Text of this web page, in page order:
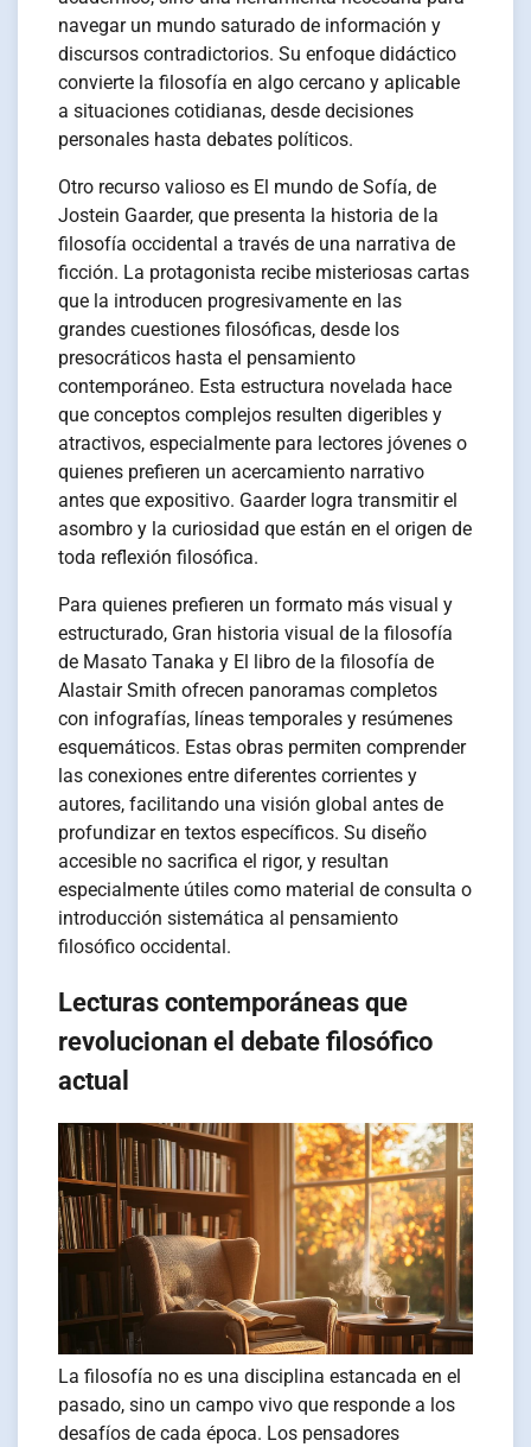
navegar un mundo saturado de información y
discursos contradictorios. Su enfoque didáctico
convierte la filosofía en algo cercano y aplicable
a situaciones cotidianas, desde decisiones
personales hasta debates políticos.
Otro recurso valioso es El mundo de Sofía, de
Jostein Gaarder, que presenta la historia de la
filosofía occidental a través de una narrativa de
ficción. La protagonista recibe misteriosas cartas
que la introducen progresivamente en las
grandes cuestiones filosóficas, desde los
presocráticos hasta el pensamiento
contemporáneo. Esta estructura novelada hace
que conceptos complejos resulten digeribles y
atractivos, especialmente para lectores jóvenes o
quienes prefieren un acercamiento narrativo
antes que expositivo. Gaarder logra transmitir el
asombro y la curiosidad que están en el origen de
toda reflexión filosófica.
Para quienes prefieren un formato más visual y
estructurado, Gran historia visual de la filosofía
de Masato Tanaka y El libro de la filosofía de
Alastair Smith ofrecen panoramas completos
con infografías, líneas temporales y resúmenes
esquemáticos. Estas obras permiten comprender
las conexiones entre diferentes corrientes y
autores, facilitando una visión global antes de
profundizar en textos específicos. Su diseño
accesible no sacrifica el rigor, y resultan
especialmente útiles como material de consulta o
introducción sistemática al pensamiento
filosófico occidental.
Lecturas contemporáneas que
revolucionan el debate filosófico
actual
La filosofía no es una disciplina estancada en el
pasado, sino un campo vivo que responde a los
desafíos de cada época. Los pensadores